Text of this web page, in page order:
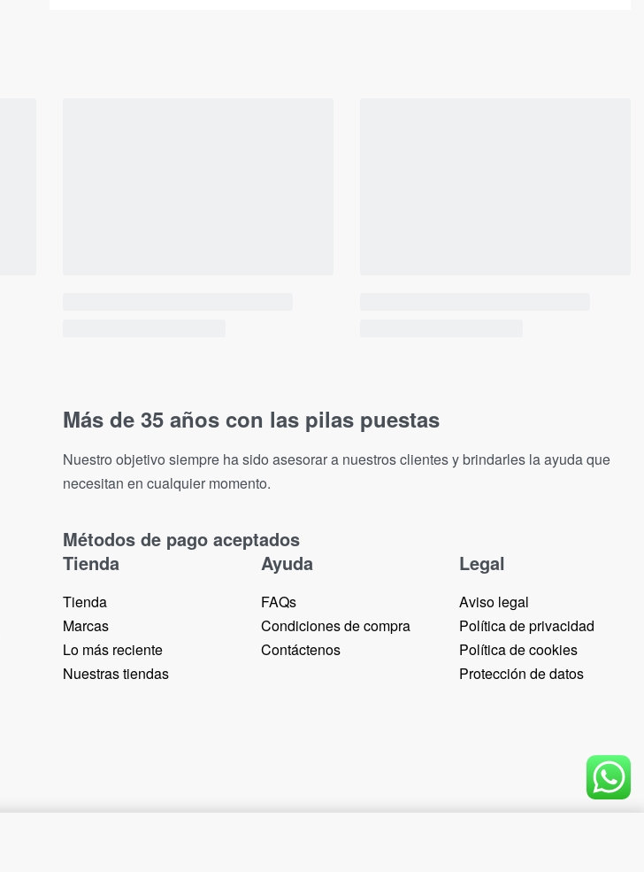
Más de 35 años con las pilas puestas
Nuestro objetivo siempre ha sido asesorar a nuestros clientes y brindarles la ayuda que
necesitan en cualquier momento.
Métodos de pago aceptados
Tienda
Tienda
Marcas
Lo más reciente​
Nuestras tiendas​
Ayuda
FAQs
Condiciones de compra
Contáctenos
Legal
Aviso legal
Política de privacidad
Política de cookies
Protección de datos